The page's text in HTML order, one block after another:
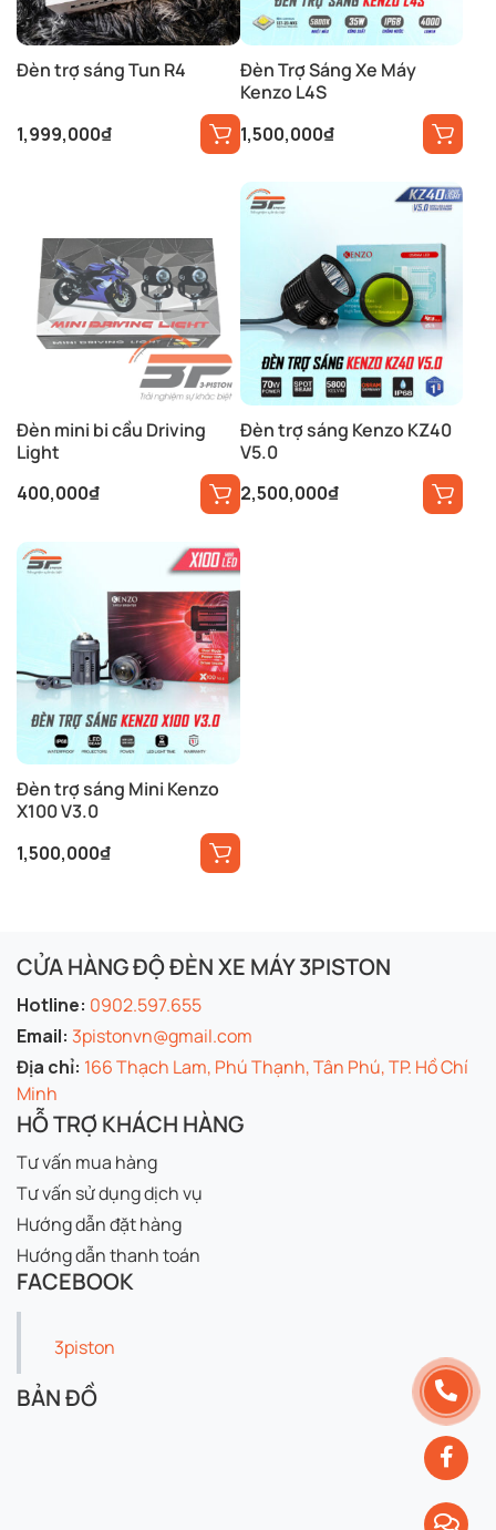
Đèn trợ sáng Tun R4
1,999,000₫
Đèn Trợ Sáng Xe Máy
Kenzo L4S
1,500,000₫
Đèn mini bi cầu Driving
Light
400,000₫
Đèn trợ sáng Kenzo KZ40
V5.0
2,500,000₫
Đèn trợ sáng Mini Kenzo
X100 V3.0
1,500,000₫
CỬA HÀNG ĐỘ ĐÈN XE MÁY 3PISTON
Hotline: 0902.597.655
Email: 3pistonvn@gmail.com
Địa chỉ: 166 Thạch Lam, Phú Thạnh, Tân Phú, TP. Hồ Chí
Minh
HỖ TRỢ KHÁCH HÀNG
Tư vấn mua hàng
Tư vấn sử dụng dịch vụ
Hướng dẫn đặt hàng
Hướng dẫn thanh toán
FACEBOOK
3piston
BẢN ĐỒ